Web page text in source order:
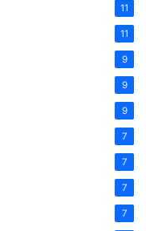
11
11
9
9
9
7
7
7
7